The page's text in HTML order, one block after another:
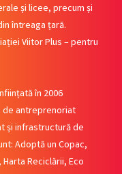
și licee, precum și
întreaga țară.
Viitor Plus – pentru
în 2006
de antreprenoriat
și infrastructură de
Adoptă un Copac,
Reciclării, Eco